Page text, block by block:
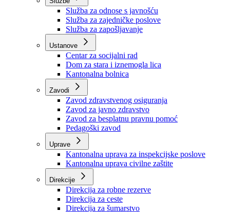
Organizacije
Službe
Služba za odnose s javnošću
Služba za zajedničke poslove
Služba za zapošljavanje
Ustanove
Centar za socijalni rad
Dom za stara i iznemogla lica
Kantonalna bolnica
Zavodi
Zavod zdravstvenog osiguranja
Zavod za javno zdravstvo
Zavod za besplatnu pravnu pomoć
Pedagoški zavod
Kantonalna uprava za inspekcijske poslove
Kantonalna uprava civilne zaštite
Direkcije